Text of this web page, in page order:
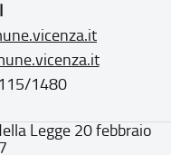
1480
Legge 20 febbraio